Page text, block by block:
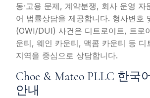
동·고용 문제, 계약분쟁, 회사 운영 자
어 법률상담을 제공합니다. 형사변호
(OWI/DUI) 사건은 디트로이트, 트로
운티, 웨인 카운티, 맥콤 카운티 등 디
지역을 중심으로 상담합니다.
Choe & Mateo PLLC 한국
안내